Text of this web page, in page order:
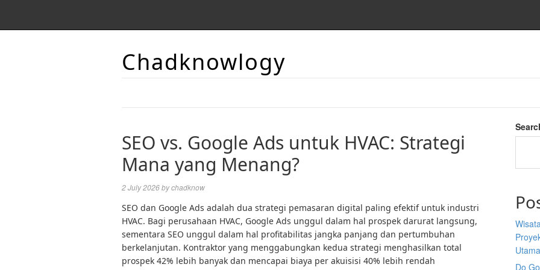
Chadknowlogy
SEO vs. Google Ads untuk HVAC: Strategi
Mana yang Menang?
2 July 2026bychadknow
SEO dan Google Ads adalah dua strategi pemasaran digital paling efektif untuk industri
HVAC. Bagi perusahaan HVAC, Google Ads unggul dalam hal prospek darurat langsung,
sementara SEO unggul dalam hal profitabilitas jangka panjang dan pertumbuhan
berkelanjutan. Kontraktor yang menggabungkan kedua strategi menghasilkan total
prospek 42% lebih banyak dan mencapai biaya per akuisisi 40% lebih rendah
Do